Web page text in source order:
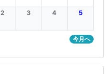
2 3 4 5
今月へ